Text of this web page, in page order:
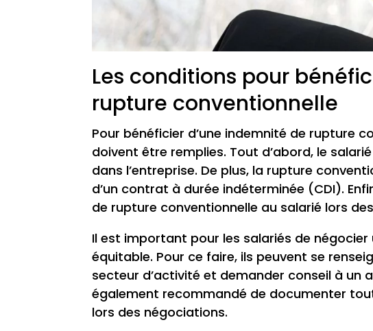
Les conditions pour
rupture conventionnelle
Pour bénéficier d’une indemnité de rupture
doivent être remplies. Tout d’abord, le
dans l’entreprise. De plus, la rupture
d’un contrat à durée indéterminée (CDI).
de rupture conventionnelle au salarié lors
Il est important pour les salariés de
équitable. Pour ce faire, ils peuvent se
secteur d’activité et demander conseil à un
également recommandé de documenter
lors des négociations.